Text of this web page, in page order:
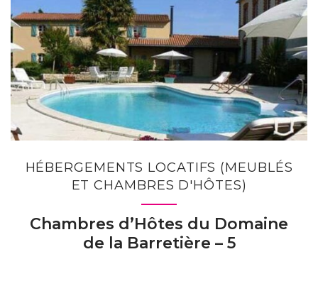
HÉBERGEMENTS LOCATIFS (MEUBLÉS
ET CHAMBRES D'HÔTES)
Chambres d’Hôtes du Domaine
de la Barretière – 5